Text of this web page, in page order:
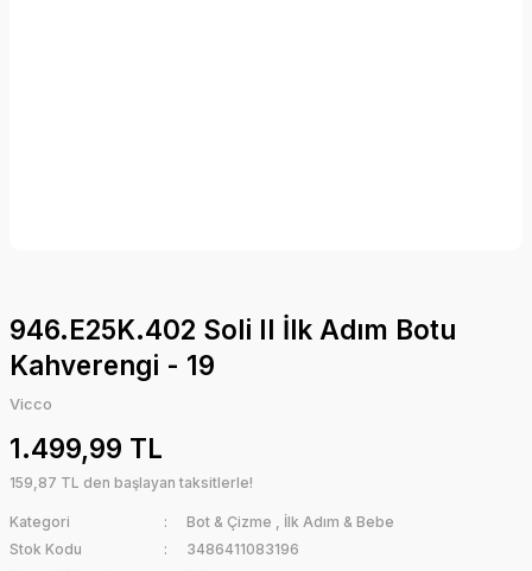
946.E25K.402 Soli II İlk Adım Botu
Kahverengi - 19
Vicco
1.499,99 TL
159,87 TL den başlayan taksitlerle!
Kategori Bot & Çizme , İlk Adım & Bebe
Stok Kodu
3486411083196